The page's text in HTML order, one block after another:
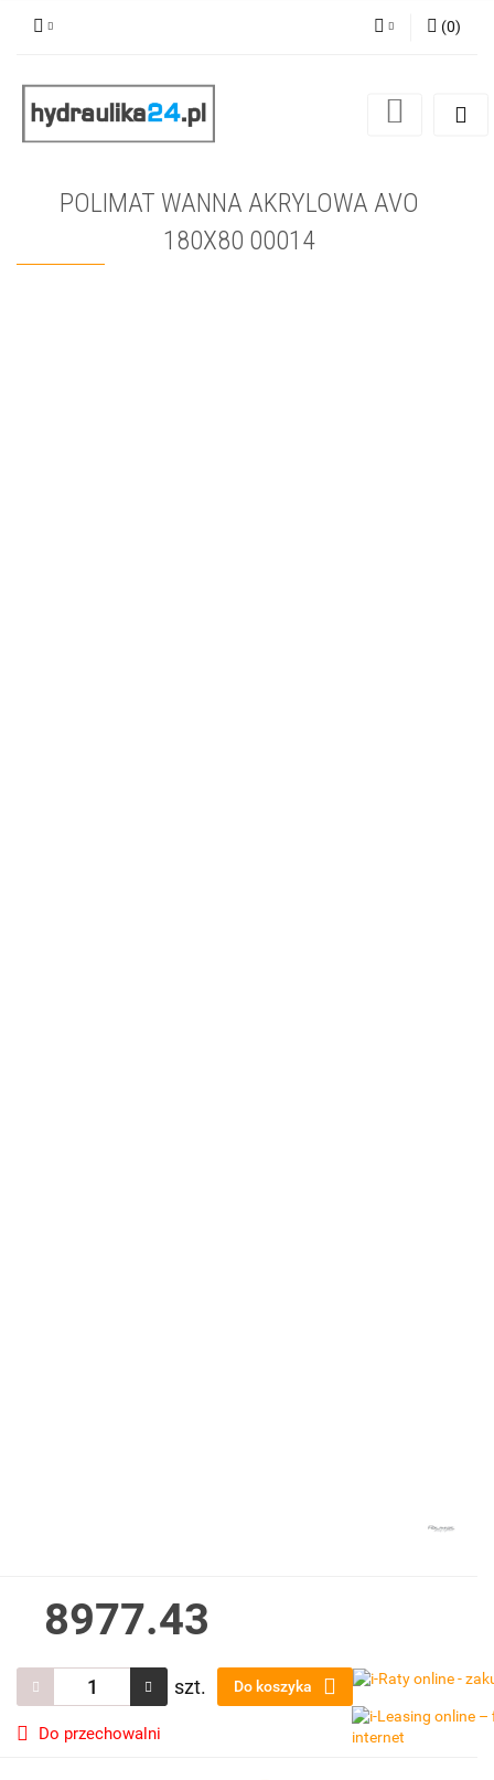
Zarejestruj się
(0)
POLIMAT WANNA AKRYLOWA AVO
180X80 00014
8977.43
szt. Do koszyka
Do przechowalni